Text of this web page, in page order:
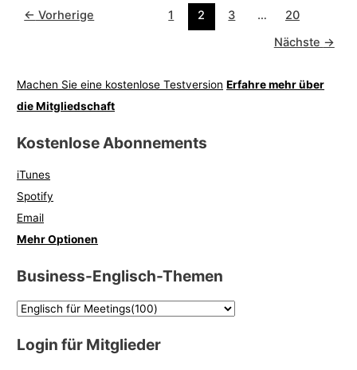
← Vorherige 1 2 3 …
20
Nächste →
Machen Sie eine kostenlose Testversion Erfahre mehr über
die Mitgliedschaft
Kostenlose Abonnements
iTunes
Spotify
Email
Mehr Optionen
Business-Englisch-Themen
Login für Mitglieder